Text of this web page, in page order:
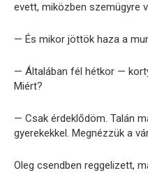
evett, miközben szemügyre
— És mikor jöttök haza a
— Általában fél hétkor —
Miért?
— Csak érdeklődöm. Talán
gyerekekkel. Megnézzük a
Oleg csendben reggelizett,